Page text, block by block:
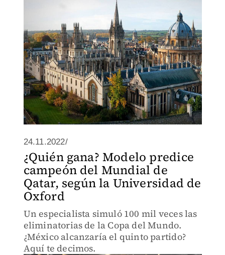
24.11.2022/
¿Quién gana? Modelo predice
campeón del Mundial de
Qatar, según la Universidad de
Oxford
Un especialista simuló 100 mil veces las
eliminatorias de la Copa del Mundo.
¿México alcanzaría el quinto partido?
Aquí te decimos.